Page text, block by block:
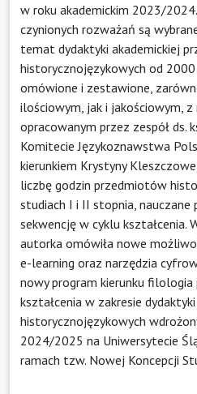
w roku akademickim 2023/
czynionych rozważań są
temat dydaktyki akademickiej
historycznojęzykowych od 2000
omówione i zestawione,
ilościowym, jak i jakościowym,
opracowanym przez zespół ds.
Komitecie Językoznawstwa
kierunkiem Krystyny
liczbę godzin przedmiotów
studiach I i II stopnia, nauczane
sekwencję w cyklu kształcenia.
autorka omówiła nowe
e-learning oraz narzędzia
nowy program kierunku
kształcenia w zakresie
historycznojęzykowych
2024/2025 na Uniwersytecie
ramach tzw. Nowej Koncepcji